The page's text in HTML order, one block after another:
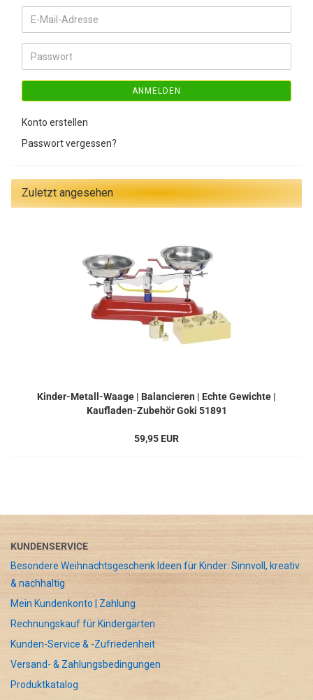
E-
Mail-
Adresse
Passwort
ANMELDEN
Konto erstellen
Passwort vergessen?
Zuletzt angesehen
Kinder-Metall-Waage | Balancieren | Echte Gewichte |
Kaufladen-Zubehör Goki 51891
59,95 EUR
KUNDENSERVICE
Besondere Weihnachtsgeschenk Ideen für Kinder: Sinnvoll, kreativ
& nachhaltig
Mein Kundenkonto | Zahlung
Rechnungskauf für Kindergärten
Kunden-Service & -Zufriedenheit
Versand- & Zahlungsbedingungen
Produktkatalog